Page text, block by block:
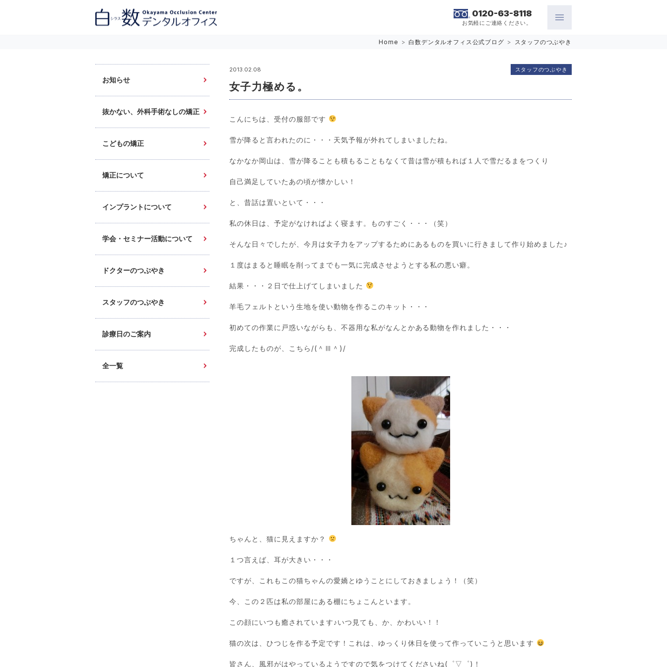
0120-63-8118
お気軽にご連絡ください。
Home > 白数デンタルオフィス公式ブログ > スタッフのつぶやき
2013.02.08
女子力極める。
スタッフのつぶやき
こんにちは、受付の服部です
雪が降ると言われたのに・・・天気予報が外れてしまいましたね。
なかなか岡山は、雪が降ることも積もることもなくて昔は雪が積もれば１人で雪だるまをつくり
自己満足していたあの頃が懐かしい！
と、昔話は置いといて・・・
私の休日は、予定がなければよく寝ます。ものすごく・・・（笑）
そんな日々でしたが、今月は女子力をアップするためにあるものを買いに行きまして作り始めました♪
１度はまると睡眠を削ってまでも一気に完成させようとする私の悪い癖。
結果・・・２日で仕上げてしまいました
羊毛フェルトという生地を使い動物を作るこのキット・・・
初めての作業に戸惑いながらも、不器用な私がなんとかある動物を作れました・・・
完成したものが、こちら/(＾Ⅲ＾)/
ちゃんと、猫に見えますか？
１つ言えば、耳が大きい・・・
ですが、これもこの猫ちゃんの愛嬌とゆうことにしておきましょう！（笑）
今、この２匹は私の部屋にある棚にちょこんといます。
この顔にいつも癒されています♪いつ見ても、か、かわいい！！
猫の次は、ひつじを作る予定です！これは、ゆっくり休日を使って作っていこうと思います
皆さん、風邪がはやっているようですので気をつけてくださいね(゜▽゜)！
お知らせ
抜かない、外科手術なしの矯正
こどもの矯正
矯正について
インプラントについて
学会・セミナー活動について
ドクターのつぶやき
スタッフのつぶやき
診療日のご案内
全一覧